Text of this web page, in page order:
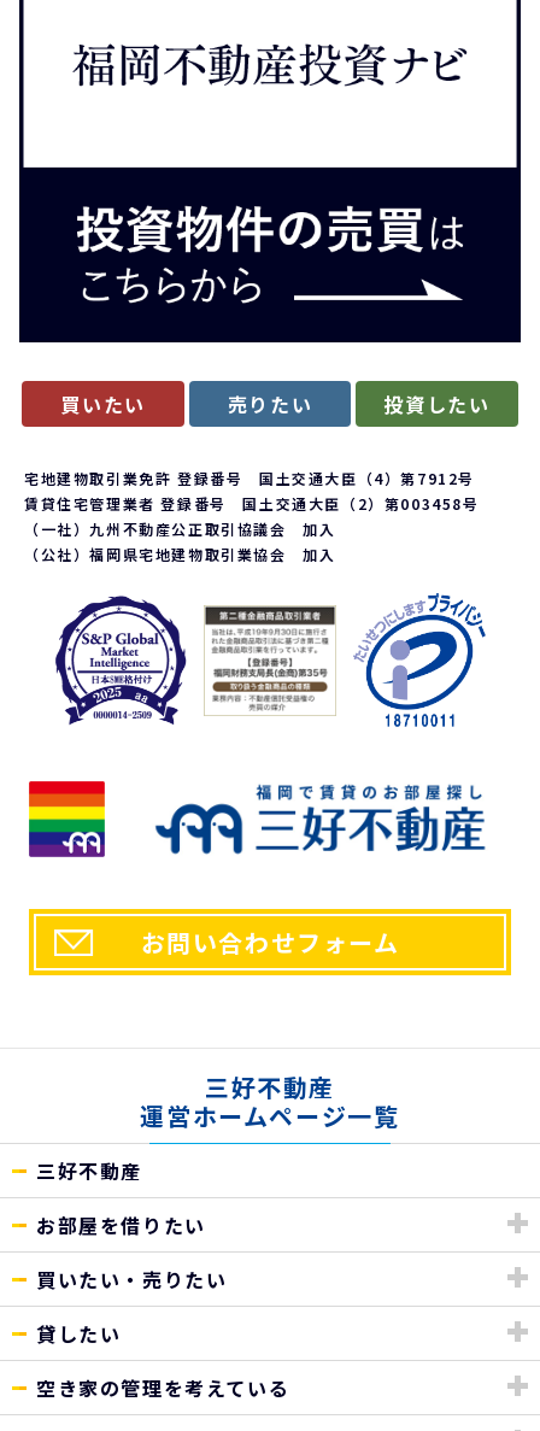
買いたい 売りたい 投資したい
宅地建物取引業免許 登録番号 国土交通大臣（4）第7912号
賃貸住宅管理業者 登録番号 国土交通大臣（2）第003458号
（一社）九州不動産公正取引協議会 加入
（公社）福岡県宅地建物取引業協会 加入
お問い合わせフォーム
三好不動産
運営ホームページ一覧
三好不動産
お部屋を借りたい
買いたい・売りたい
貸したい
空き家の管理を考えている